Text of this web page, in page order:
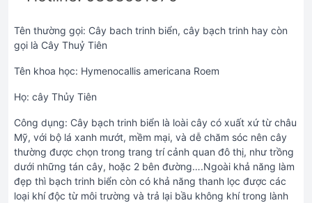
Tên thường gọi: Cây bach trinh biển, cây bạch trinh hay còn
gọi là Cây Thuỷ Tiên
Tên khoa học: Hymenocallis americana Roem
Họ: cây Thủy Tiên
Công dụng: Cây bạch trinh biển là loài cây có xuất xứ từ châu
Mỹ, với bộ lá xanh mướt, mềm mại, và dễ chăm sóc nên cây
thường được chọn trong trang trí cảnh quan đô thị, như trồng
dưới những tán cây, hoặc 2 bên đường….Ngoài khả năng làm
đẹp thì bạch trinh biển còn có khả năng thanh lọc được các
loại khí độc từ môi trường và trả lại bầu không khí trong lành